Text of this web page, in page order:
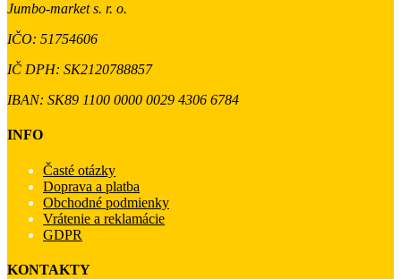
Jumbo-market s. r. o.
IČO: 51754606
IČ DPH: SK2120788857
IBAN: SK89 1100 0000 0029 4306 6784
INFO
Časté otázky
Doprava a platba
Obchodné podmienky
Vrátenie a reklamácie
GDPR
KONTAKTY